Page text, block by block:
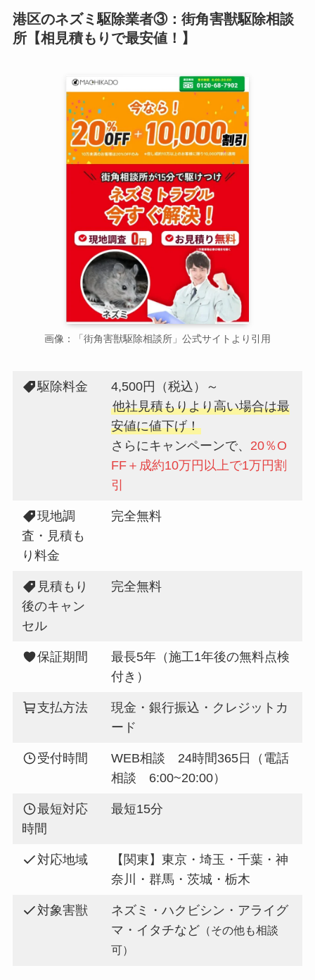
港区のネズミ駆除業者③：街角害獣駆除相談
所【相見積もりで最安値！】
画像：「街角害獣駆除相談所」公式サイトより引用
駆除料金
4,500円（税込）～
他社見積もりより高い場合は最
安値に値下げ！
さらにキャンペーンで、 20％O
FF＋成約10万円以上で1万円割
引
現地調
査・見積も
り料金
完全無料
見積もり
後のキャン
セル
完全無料
保証期間
最長5年（施工1年後の無料点検
付き）
支払方法
現金・銀行振込・クレジットカ
ード
受付時間
WEB相談 24時間365日（電話
相談 6:00~20:00）
最短対応
時間
最短15分
対応地域
【関東】東京・埼玉・千葉・神
奈川・群馬・茨城・栃木
対象害獣
ネズミ・ハクビシン・アライグ
マ・イタチなど （その他も相談
可）